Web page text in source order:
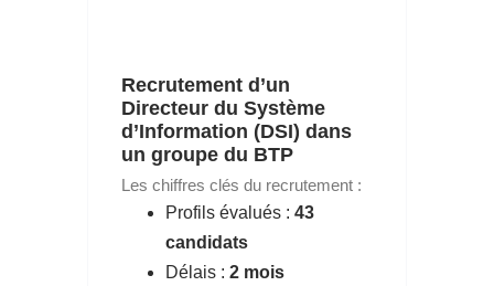
Recrutement d’un
Directeur du Système
d’Information (DSI) dans
un groupe du BTP
Les chiffres clés du recrutement :
Profils évalués : 43
candidats
Délais : 2 mois